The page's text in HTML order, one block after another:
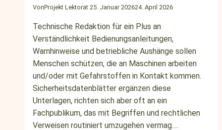
VonProjekt Lektorat 25. Januar 202624. April 2026
Technische Redaktion für ein Plus an
Verständlichkeit Bedienungsanleitungen,
Warnhinweise und betriebliche Aushänge sollen
Menschen schützen, die an Maschinen arbeiten
und/oder mit Gefahrstoffen in Kontakt kommen.
Sicherheitsdatenblätter ergänzen diese
Unterlagen, richten sich aber oft an ein
Fachpublikum, das mit Begriffen und rechtlichen
Verweisen routiniert umzugehen vermag….